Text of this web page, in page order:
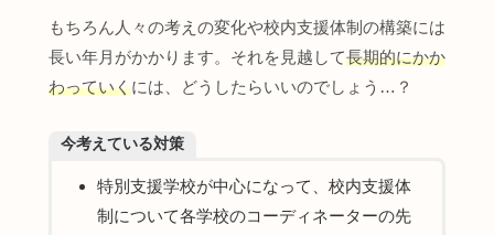
もちろん人々の考えの変化や校内支援体制の構築には
長い年月がかかります。それを見越して長期的にかか
わっていくには、どうしたらいいのでしょう…？
今考えている対策
特別支援学校が中心になって、校内支援体
制について各学校のコーディネーターの先